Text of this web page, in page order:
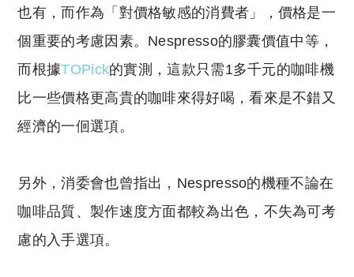
也有，而作為「對價格敏感的消費者」，價格是一
個重要的考慮因素。Nespresso的膠囊價值中等，
而根據TOPick的實測，這款只需1多千元的咖啡機
比一些價格更高貴的咖啡來得好喝，看來是不錯又
經濟的一佪選項。
另外，消委會也曾指出，Nespresso的機種不論在
咖啡品質、製作速度方面都較為出色，不失為可考
慮的入手選項。